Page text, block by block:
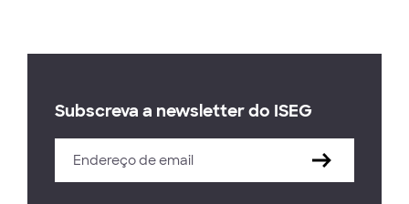
Subscreva a newsletter do ISEG